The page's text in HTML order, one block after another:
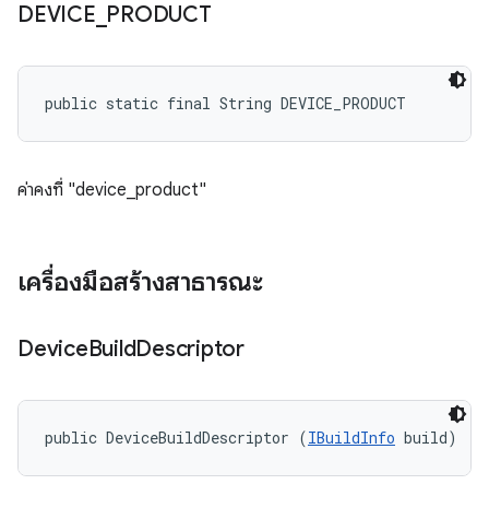
DEVICE PRODUCT
public static final String DEVICE_PRODUCT
ค่าคงที่ "device_product"
เครื่องมือสร้างสาธารณะ
DeviceBuildDescriptor
public DeviceBuildDescriptor (IBuildInfo build)